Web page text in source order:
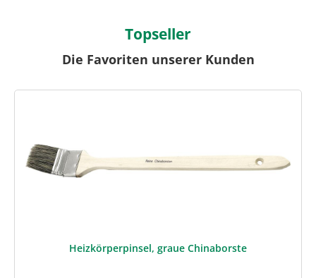
Topseller
Die Favoriten unserer Kunden
Heizkörperpinsel, graue Chinaborste